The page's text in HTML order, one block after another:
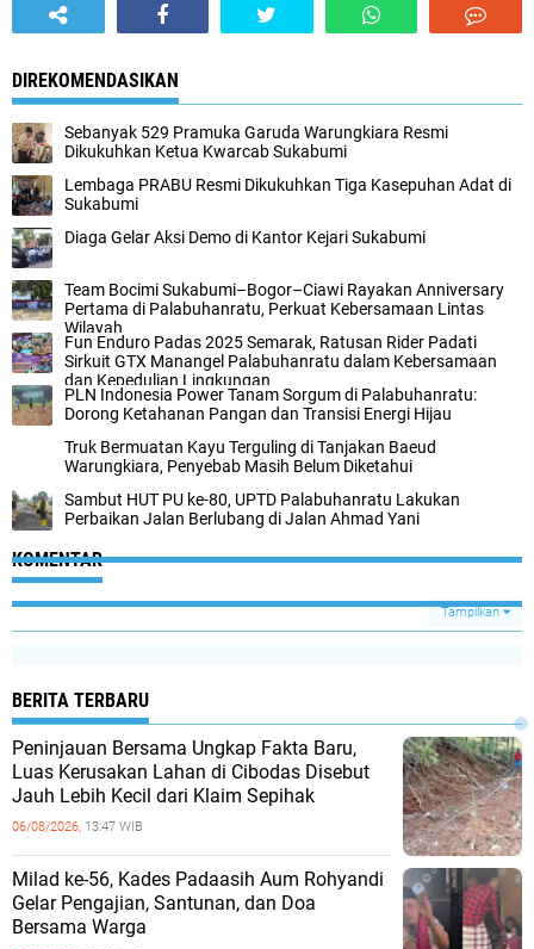
DIREKOMENDASIKAN
Sebanyak 529 Pramuka Garuda Warungkiara Resmi
Dikukuhkan Ketua Kwarcab Sukabumi
Lembaga PRABU Resmi Dikukuhkan Tiga Kasepuhan Adat di
Sukabumi
Diaga Gelar Aksi Demo di Kantor Kejari Sukabumi
Team Bocimi Sukabumi–Bogor–Ciawi Rayakan Anniversary
Pertama di Palabuhanratu, Perkuat Kebersamaan Lintas
Wilayah
Fun Enduro Padas 2025 Semarak, Ratusan Rider Padati
Sirkuit GTX Manangel Palabuhanratu dalam Kebersamaan
dan Kepedulian Lingkungan
PLN Indonesia Power Tanam Sorgum di Palabuhanratu:
Dorong Ketahanan Pangan dan Transisi Energi Hijau
Truk Bermuatan Kayu Terguling di Tanjakan Baeud
Warungkiara, Penyebab Masih Belum Diketahui
Sambut HUT PU ke-80, UPTD Palabuhanratu Lakukan
Perbaikan Jalan Berlubang di Jalan Ahmad Yani
KOMENTAR
Tampilkan
BERITA TERBARU
Peninjauan Bersama Ungkap Fakta Baru,
Luas Kerusakan Lahan di Cibodas Disebut
Jauh Lebih Kecil dari Klaim Sepihak
06/08/2026, 13:47 WIB
Milad ke-56, Kades Padaasih Aum Rohyandi
Gelar Pengajian, Santunan, dan Doa
Bersama Warga